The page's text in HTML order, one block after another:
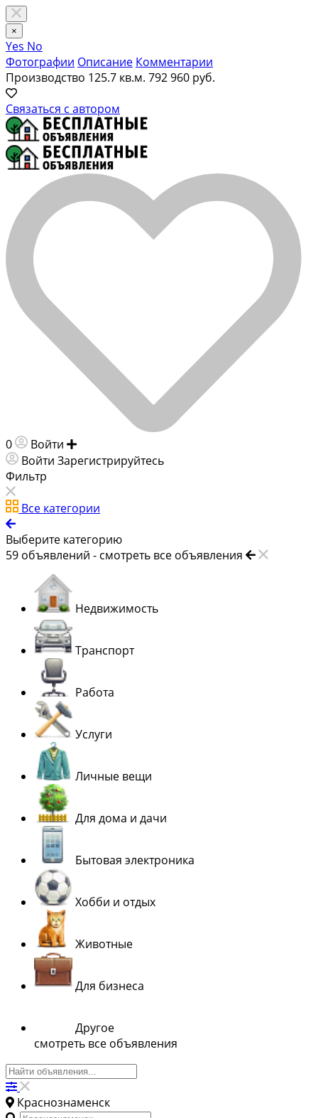
×
Yes No
Фотографии Описание Комментарии
Производство 125.7 кв.м. 792 960 руб.
Связаться с автором
0 Войти
Войти Зарегистрируйтесь
Фильтр
Все категории
Выберите категорию
59 объявлений - смотреть все объявления
Недвижимость
Транспорт
Работа
Услуги
Личные вещи
Для дома и дачи
Бытовая электроника
Хобби и отдых
Животные
Для бизнеса
Другое
смотреть все объявления
Краснознаменск